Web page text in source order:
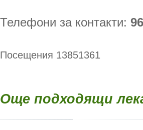
Телефони за контакти:
Посещения 13851361
Още подходящи